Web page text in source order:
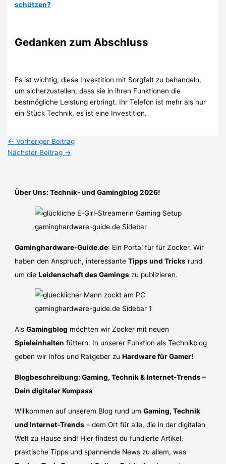
schützen?
Gedanken zum Abschluss
Es ist wichtig, diese Investition mit Sorgfalt zu behandeln,
um sicherzustellen, dass sie in ihren Funktionen die
bestmögliche Leistung erbringt. Ihr Telefon ist mehr als nur
ein Stück Technik, es ist eine Investition.
← Vorheriger Beitrag
Nächster Beitrag →
Über Uns: Technik- und Gamingblog 2026!
Gaminghardware-Guide.de: Ein Portal für für Zocker. Wir
haben den Anspruch, interessanteTipps und Tricks rund
um dieLeidenschaft des Gamings zu publizieren.
AlsGamingblog möchten wir Zocker mit neuen
Spieleinhalten füttern. In unserer Funktion als Technikblog
geben wir Infos und Ratgeber zuHardware für Gamer!
Blogbeschreibung: Gaming, Technik & Internet-Trends –
Dein digitaler Kompass
Willkommen auf unserem Blog rund umGaming, Technik
und Internet-Trends – dem Ort für alle, die in der digitalen
Welt zu Hause sind! Hier findest du fundierte Artikel,
praktische Tipps und spannende News zu allem, was